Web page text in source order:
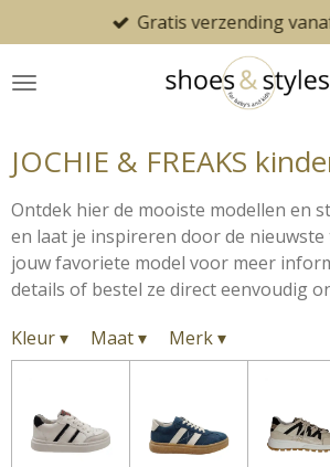
direct
naar
Gratis verzending
JOCHIE & FREAKS
Ontdek hier de mooiste modellen en
en laat je inspireren door de nieuwste
jouw favoriete model voor meer
details of bestel ze direct eenvoudig
Kleur▾ Maat▾ Merk▾